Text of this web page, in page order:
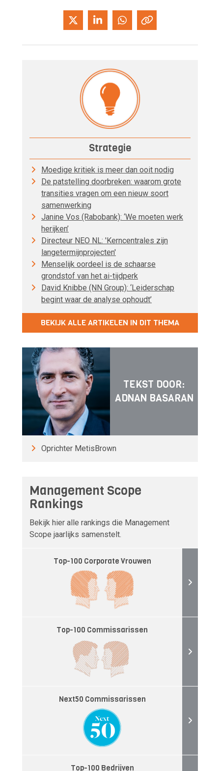
Strategie
Moedige kritiek is meer dan ooit nodig
De patstelling doorbreken: waarom grote
transities vragen om een nieuw soort
samenwerking
Janine Vos (Rabobank): ‘We moeten werk
herijken’
Directeur NEO NL: 'Kerncentrales zijn
langetermijnprojecten'
Menselijk oordeel is de schaarse
grondstof van het ai-tijdperk
David Knibbe (NN Group): ‘Leiderschap
begint waar de analyse ophoudt’
BEKIJK ALLE ARTIKELEN IN DIT THEMA
TEKST DOOR:
ADNAN BASARAN
Oprichter MetisBrown
Management Scope
Rankings
Bekijk hier alle rankings die Management
Scope jaarlijks samenstelt.
Top-100 Corporate Vrouwen
Top-100 Commissarissen
Next50 Commissarissen
Top-100 Bedrijven